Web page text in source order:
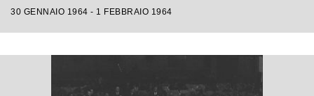
30 GENNAIO 1964 - 1 FEBBRAIO 1964